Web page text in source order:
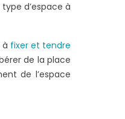
d’espace à
fixer et tendre
de la place
de l’espace